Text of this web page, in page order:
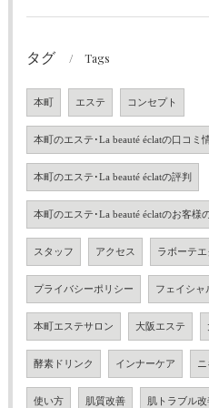
タグ Tags
本町 エステ コンセプト
本町のエステ･La beauté éclatの口コミ
本町のエステ･La beauté éclatの評判
本町のエステ･La beauté éclatのお客様
スタッフ アクセス ラボーテエ
プライバシーポリシー フェイシャ
本町エステサロン 大阪エステ
酵素ドリンク インナーケア
使い方 肌質改善 肌トラブル改